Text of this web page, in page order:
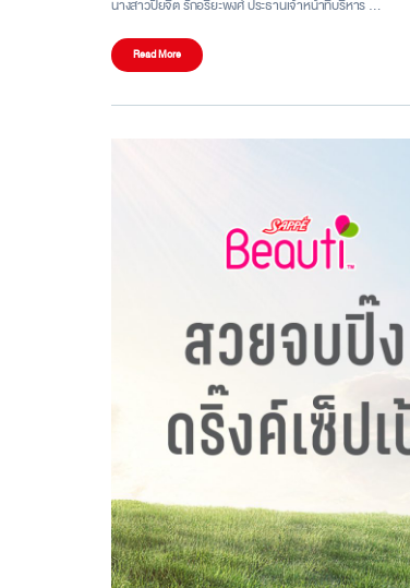
นางสาวปิยจิต รักอริยะพงศ์ ประธานเจ้าหน้าที่บริหาร …
Read More